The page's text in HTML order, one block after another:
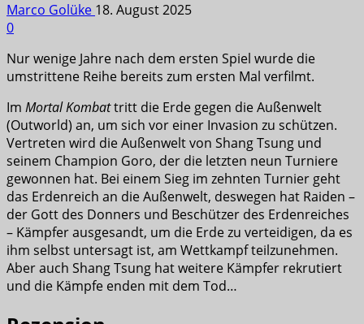
Marco Golüke 18. August 2025
0
Nur wenige Jahre nach dem ersten Spiel wurde die
umstrittene Reihe bereits zum ersten Mal verfilmt.
Im Mortal Kombattritt die Erde gegen die Außenwelt
(Outworld) an, um sich vor einer Invasion zu schützen.
Vertreten wird die Außenwelt von Shang Tsung und
seinem Champion Goro, der die letzten neun Turniere
gewonnen hat. Bei einem Sieg im zehnten Turnier geht
das Erdenreich an die Außenwelt, deswegen hat Raiden –
der Gott des Donners und Beschützer des Erdenreiches
– Kämpfer ausgesandt, um die Erde zu verteidigen, da es
ihm selbst untersagt ist, am Wettkampf teilzunehmen.
Aber auch Shang Tsung hat weitere Kämpfer rekrutiert
und die Kämpfe enden mit dem Tod…